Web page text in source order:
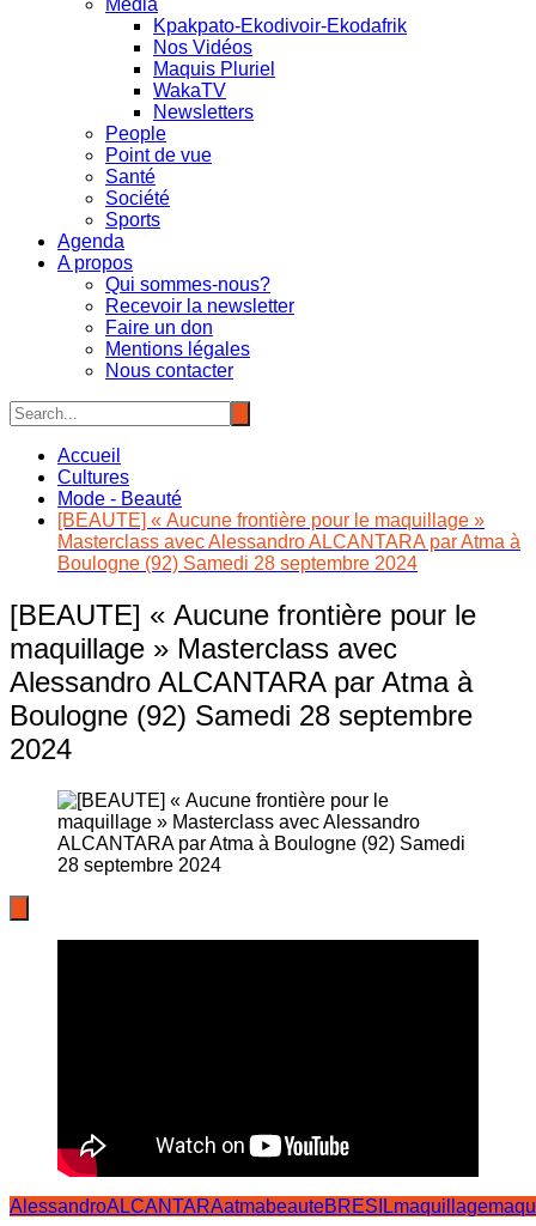
Média
Kpakpato-Ekodivoir-Ekodafrik
Nos Vidéos
Maquis Pluriel
WakaTV
Newsletters
People
Point de vue
Santé
Société
Sports
Agenda
A propos
Qui sommes-nous?
Recevoir la newsletter
Faire un don
Mentions légales
Nous contacter
Accueil
Cultures
Mode - Beauté
[BEAUTE] « Aucune frontière pour le maquillage »
Masterclass avec Alessandro ALCANTARA par Atma à
Boulogne (92) Samedi 28 septembre 2024
[BEAUTE] « Aucune frontière pour le
maquillage » Masterclass avec
Alessandro ALCANTARA par Atma à
Boulogne (92) Samedi 28 septembre
2024
AlessandroALCANTARAatmabeauteBRESILmaquillage